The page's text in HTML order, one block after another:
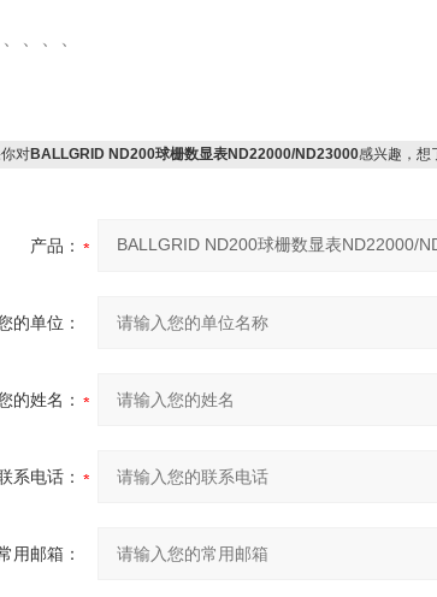
对BALLGRID ND200球栅数显表ND22000/ND23000感兴趣，想
产品：
的单位：
的姓名：
系电话：
用邮箱：